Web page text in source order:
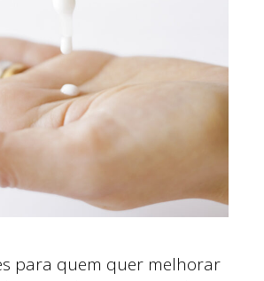
para quem quer melhorar